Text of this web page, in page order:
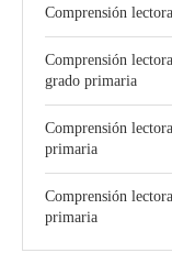
Comprensión
Comprensión
grado primaria
Comprensión
primaria
Comprensión
primaria